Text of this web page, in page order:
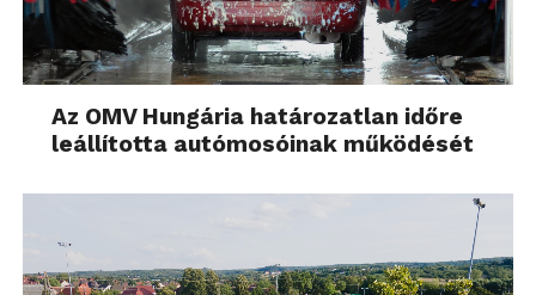
Az OMV Hungária határozatlan időre
leállította autómosóinak működését